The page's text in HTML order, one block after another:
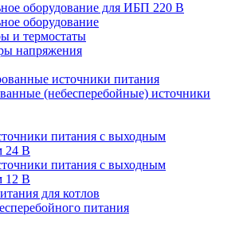
оборудование для ИБП 220 В
оборудование
и термостаты
напряжения
источники питания
(небесперебойные) источники
питания с выходным
24 В
питания с выходным
12 В
для котлов
питания